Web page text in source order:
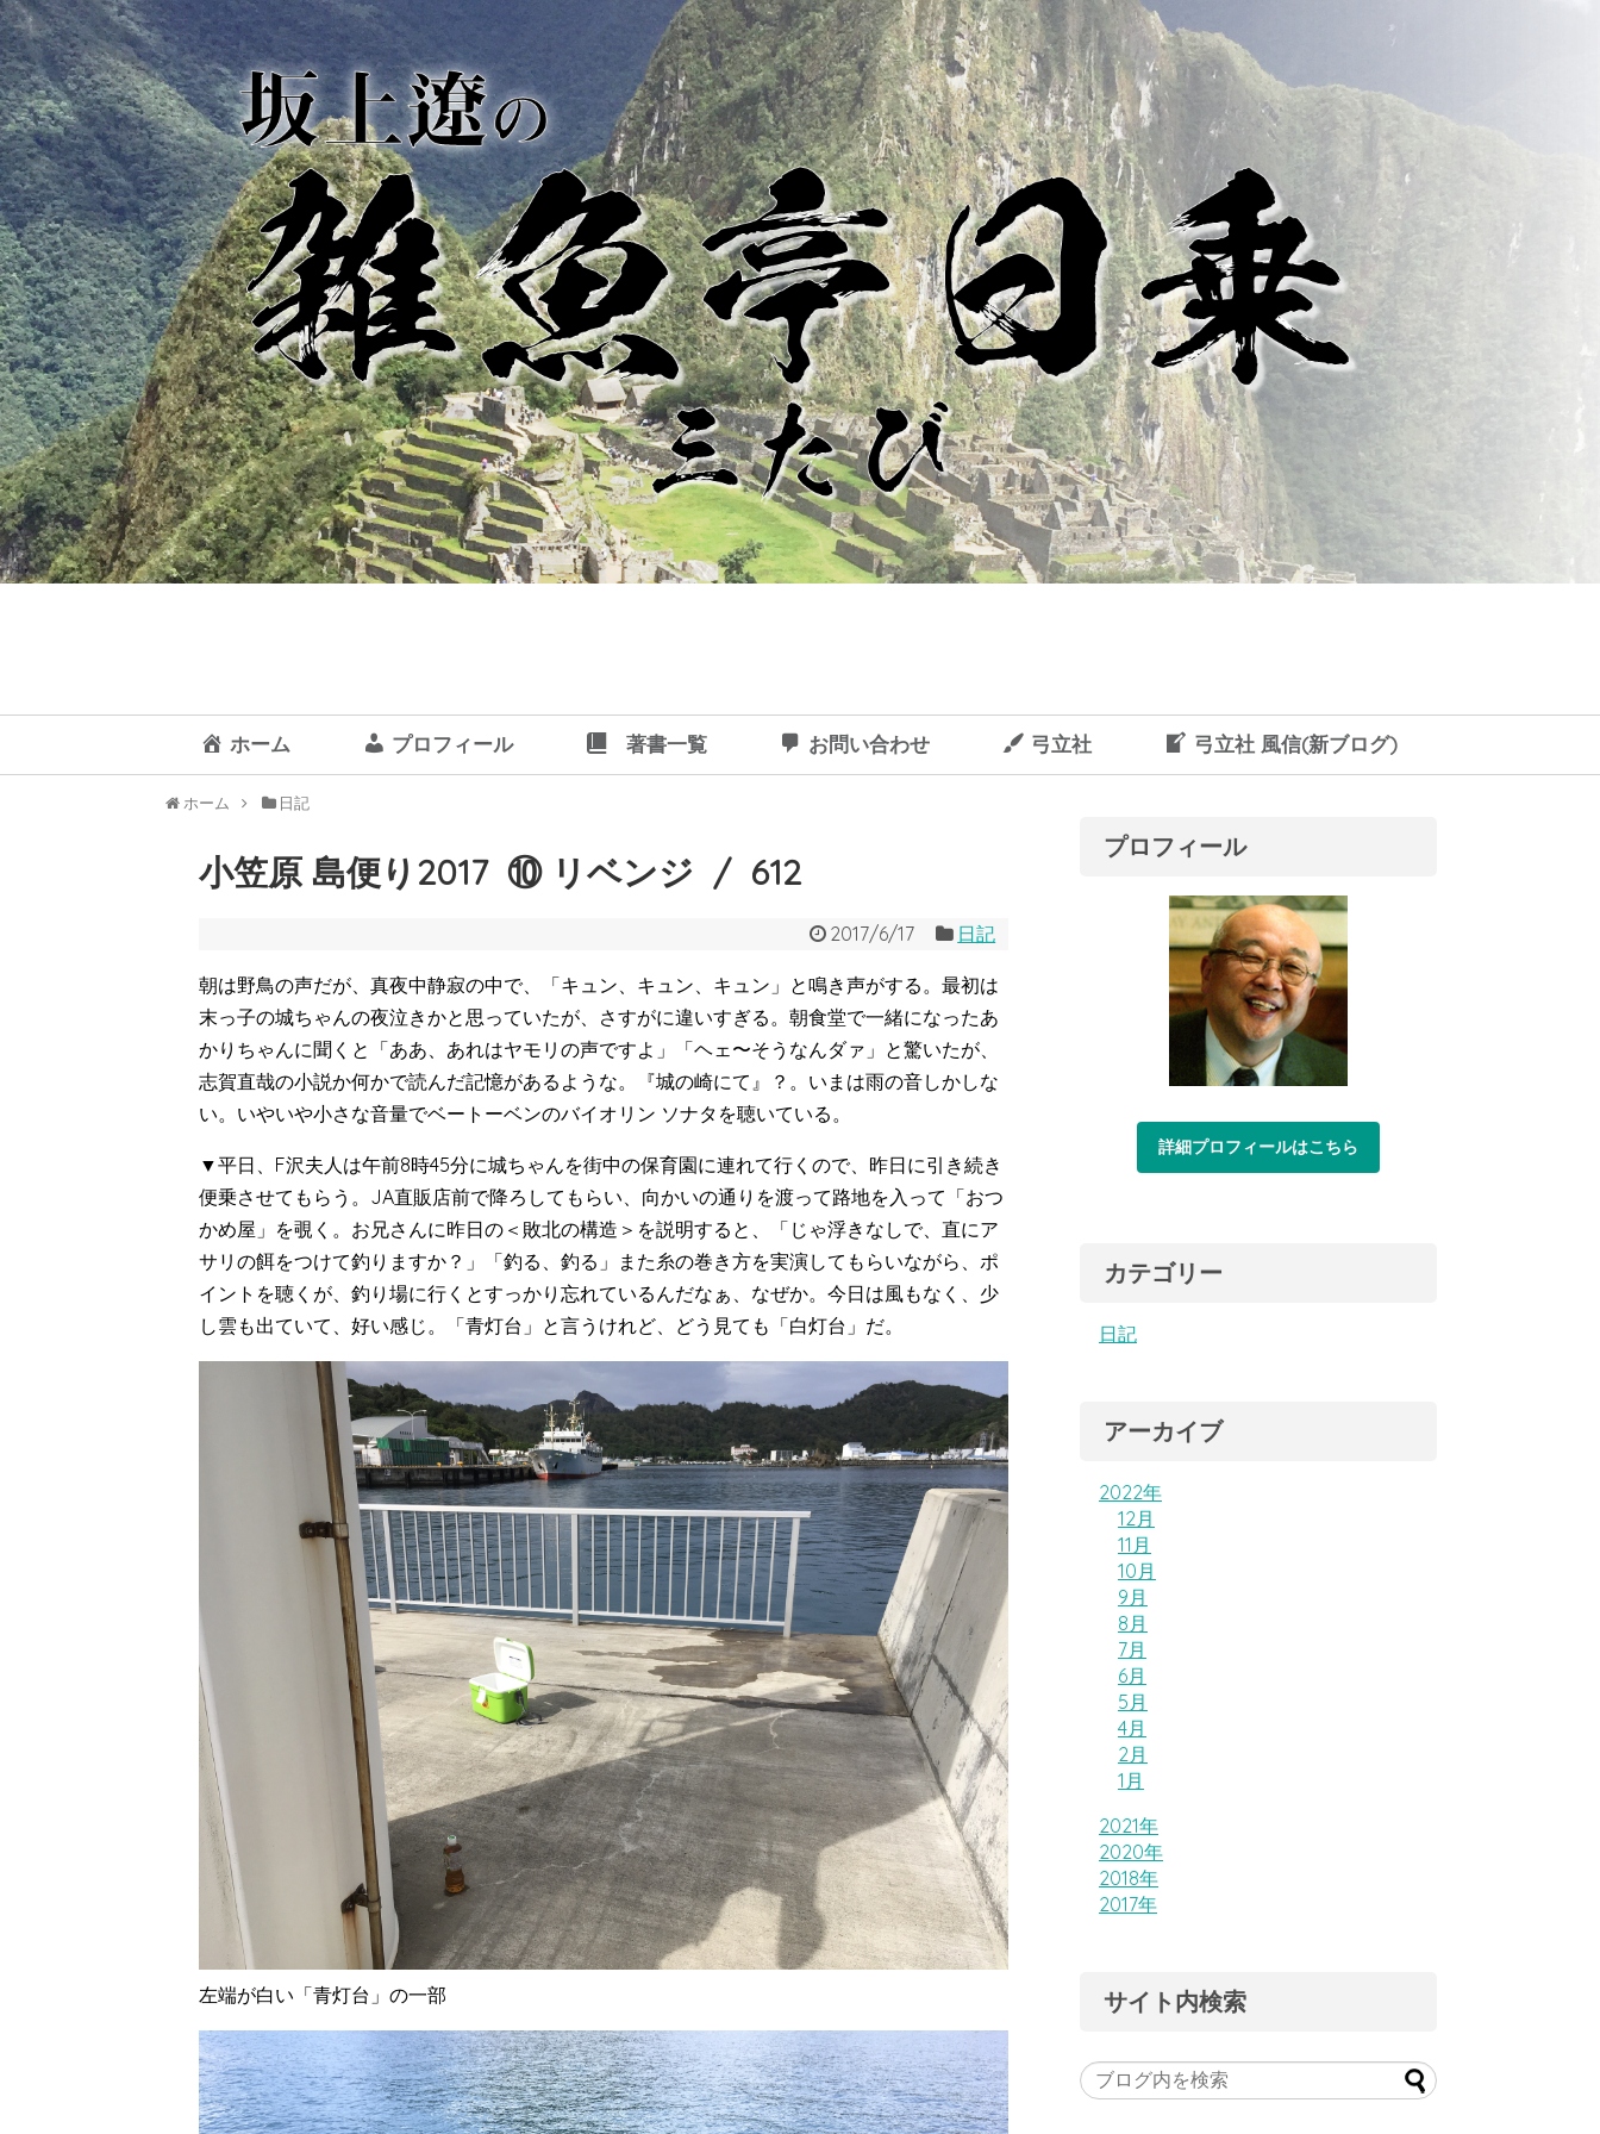
ホーム プロフィール 著書一覧 お問い合わせ 弓立社 弓立社 風信(新ブログ)
ホーム 日記
小笠原 島便り2017 ⑩ リベンジ / 612
2017/6/17 日記
朝は野鳥の声だが、真夜中静寂の中で、「キュン、キュン、キュン」と鳴き声がする。最初は
末っ子の城ちゃんの夜泣きかと思っていたが、さすがに違いすぎる。朝食堂で一緒になったあ
かりちゃんに聞くと「ああ、あれはヤモリの声ですよ」「ヘェ〜そうなんダァ」と驚いたが、
志賀直哉の小説か何かで読んだ記憶があるような。『城の崎にて』？。いまは雨の音しかしな
い。いやいや小さな音量でベートーベンのバイオリン ソナタを聴いている。
▼平日、F沢夫人は午前8時45分に城ちゃんを街中の保育園に連れて行くので、昨日に引き続き
便乗させてもらう。JA直販店前で降ろしてもらい、向かいの通りを渡って路地を入って「おつ
かめ屋」を覗く。お兄さんに昨日の＜敗北の構造＞を説明すると、「じゃ浮きなしで、直にア
サリの餌をつけて釣りますか？」「釣る、釣る」また糸の巻き方を実演してもらいながら、ポ
イントを聴くが、釣り場に行くとすっかり忘れているんだなぁ、なぜか。今日は風もなく、少
し雲も出ていて、好い感じ。「青灯台」と言うけれど、どう見ても「白灯台」だ。
左端が白い「青灯台」の一部
プロフィール
詳細プロフィールはこちら
カテゴリー
日記
アーカイブ
2022年
12月
11月
10月
9月
8月
7月
6月
5月
4月
2月
1月
2021年
2020年
2018年
2017年
サイト内検索